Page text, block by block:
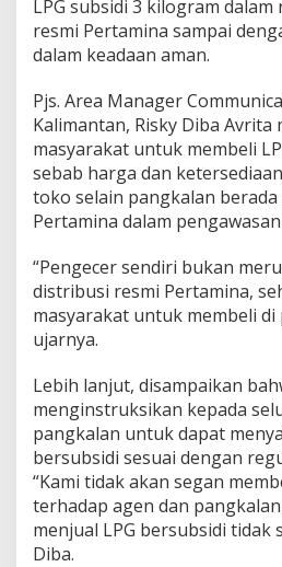
LPG subsidi 3 kilogram
resmi Pertamina sampai
dalam keadaan aman.
Pjs. Area Manager
Kalimantan, Risky Diba Avrita
masyarakat untuk membeli
sebab harga dan
toko selain pangkalan
Pertamina dalam
“Pengecer sendiri bukan
distribusi resmi Pertamina,
masyarakat untuk membeli di
ujarnya.
Lebih lanjut, disampaikan
menginstruksikan kepada
pangkalan untuk dapat
bersubsidi sesuai dengan
“Kami tidak akan segan
terhadap agen dan
menjual LPG bersubsidi tidak
Diba.